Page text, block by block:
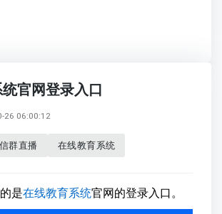
官网登录入口
26 06:00:12
群直播 在线教育系统
是在线教育系统官网的登录入口。